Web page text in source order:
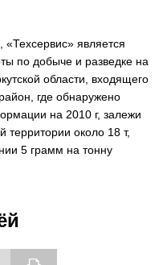
является
по добыче и разведке на
области, входящего
где обнаружено
на 2010 г, залежи
территории около 18 т,
5 грамм на тонну